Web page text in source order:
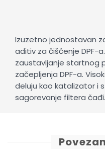
Izuzetno jednostavan
aditiv za čišćenje DPF-
zaustavljanje startnog
začepljenja DPF-a.
deluju kao katalizator i
sagorevanje filtera čađi.